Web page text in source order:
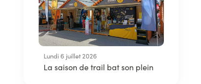
Lundi 6 juillet 2026
La saison de trail bat son plein